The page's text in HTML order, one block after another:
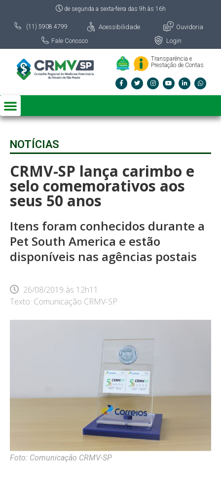
de segunda a sexta-feira das 9h às 16h
(11) 5908 4799 Acessibilidade
Ouvidoria
Fale Conosco
Login
Transparência e
Prestação de Contas
NOTÍCIAS
CRMV-SP lança carimbo e
selo comemorativos aos
seus 50 anos
Itens foram conhecidos durante a
Pet South America e estão
disponíveis nas agências postais
26/08/2019 às 12h11
Texto: Comunicação CRMV-SP
Foto: Comunicação CRMV-SP